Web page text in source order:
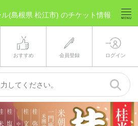
(島根県 松江市) のチケット情報
おすすめ 会員登録 ログイン